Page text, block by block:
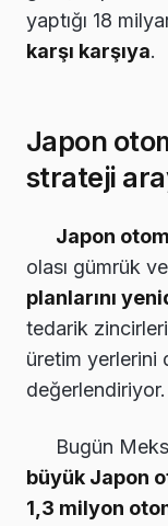
yaptığı 18
karşı karşıya.
Japon
strateji
Japon
olası gümrük
planlarını
tedarik
üretim yerlerini
değerlendiriyor.
Bugün
büyük Japon
1,3 milyon